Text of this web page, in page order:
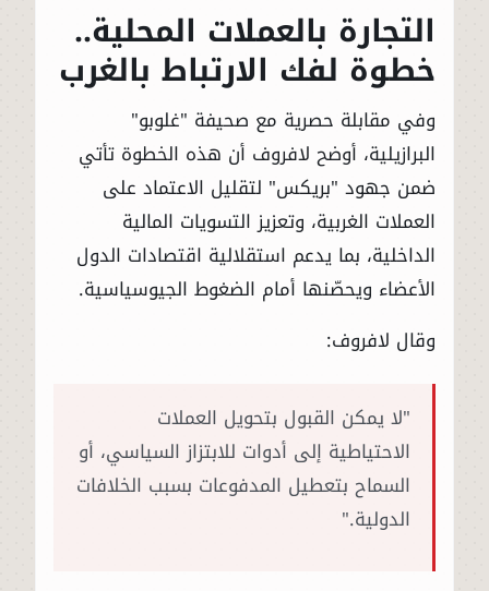
التجارة بالعملات المحلية..
خطوة لفك الارتباط بالغرب
وفي مقابلة حصرية مع صحيفة "غلوبو"
البرازيلية، أوضح لافروف أن هذه الخطوة تأتي
ضمن جهود "بريكس" لتقليل الاعتماد على
العملات الغربية، وتعزيز التسويات المالية
الداخلية، بما يدعم استقلالية اقتصادات الدول
الأعضاء ويحصّنها أمام الضغوط الجيوسياسية.
وقال لافروف:
"لا يمكن القبول بتحويل العملات
الاحتياطية إلى أدوات للابتزاز السياسي، أو
السماح بتعطيل المدفوعات بسبب الخلافات
الدولية."